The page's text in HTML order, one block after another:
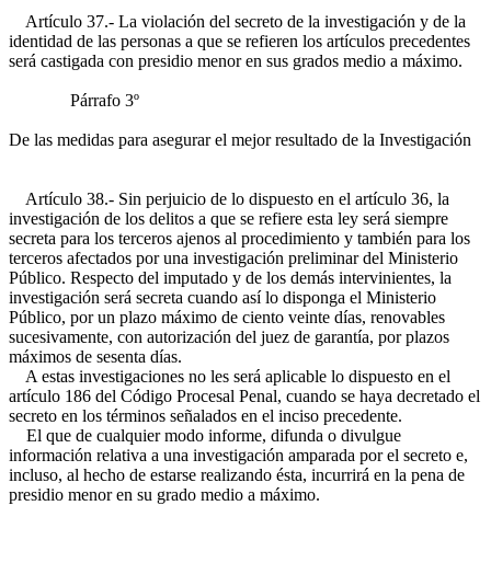
Artículo 37.- La violación del secreto de la investigación y de la
identidad de las personas a que se refieren los artículos precedentes
será castigada con presidio menor en sus grados medio a máximo.
Párrafo 3º
De las medidas para asegurar el mejor resultado de la Investigación
Artículo 38.- Sin perjuicio de lo dispuesto en el artículo 36, la
investigación de los delitos a que se refiere esta ley será siempre
secreta para los terceros ajenos al procedimiento y también para los
terceros afectados por una investigación preliminar del Ministerio
Público. Respecto del imputado y de los demás intervinientes, la
investigación será secreta cuando así lo disponga el Ministerio
Público, por un plazo máximo de ciento veinte días, renovables
sucesivamente, con autorización del juez de garantía, por plazos
máximos de sesenta días.
A estas investigaciones no les será aplicable lo dispuesto en el
artículo 186 del Código Procesal Penal, cuando se haya decretado el
secreto en los términos señalados en el inciso precedente.
El que de cualquier modo informe, difunda o divulgue
información relativa a una investigación amparada por el secreto e,
incluso, al hecho de estarse realizando ésta, incurrirá en la pena de
presidio menor en su grado medio a máximo.